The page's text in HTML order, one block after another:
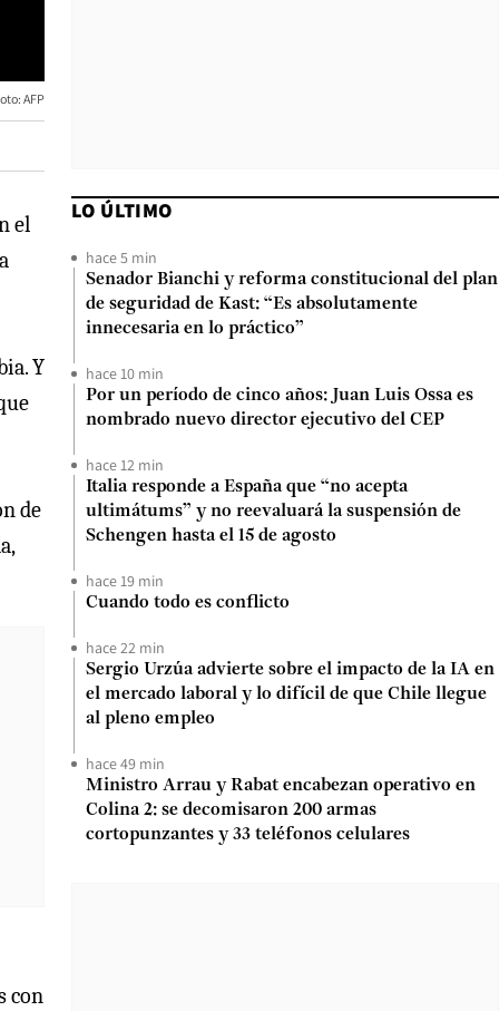
AFP
el
Y
de
con
LO ÚLTIMO
hace 5 min
Senador Bianchi y reforma constitucional del plan
de seguridad de Kast: “Es absolutamente
innecesaria en lo práctico”
hace 10 min
Por un período de cinco años: Juan Luis Ossa es
nombrado nuevo director ejecutivo del CEP
hace 12 min
Italia responde a España que “no acepta
ultimátums” y no reevaluará la suspensión de
Schengen hasta el 15 de agosto
hace 19 min
Cuando todo es conflicto
hace 22 min
Sergio Urzúa advierte sobre el impacto de la IA en
el mercado laboral y lo difícil de que Chile llegue
al pleno empleo
hace 49 min
Ministro Arrau y Rabat encabezan operativo en
Colina 2: se decomisaron 200 armas
cortopunzantes y 33 teléfonos celulares